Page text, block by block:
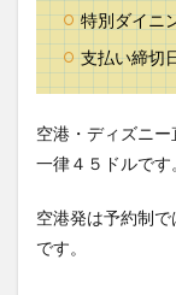
特別ダイニ
支払い締切
空港・ディズニ
一律４５ドルです
空港発は予約制
です。